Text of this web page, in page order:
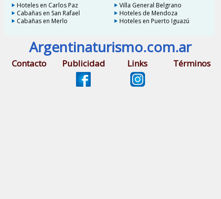
Hoteles en Carlos Paz
Villa General Belgrano
Cabañas en San Rafael
Hoteles de Mendoza
Cabañas en Merlo
Hoteles en Puerto Iguazú
Argentinaturismo.com.ar
Contacto Publicidad Links Términos